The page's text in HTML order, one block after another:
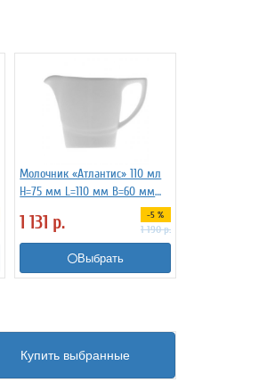
Молочник «Атлантис» 110 мл
H=75 мм L=110 мм B=60 мм
1 131 р. -5 %
1 190р.
Выбрать
Купить выбранные